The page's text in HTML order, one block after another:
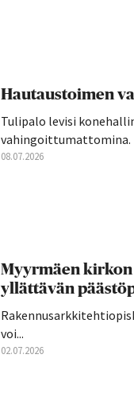
Hautaustoimen
Tulipalo levisi
vahingoittumattomina.
08.07.2026
Myyrmäen
yllättävän
voi...
02.07.2026